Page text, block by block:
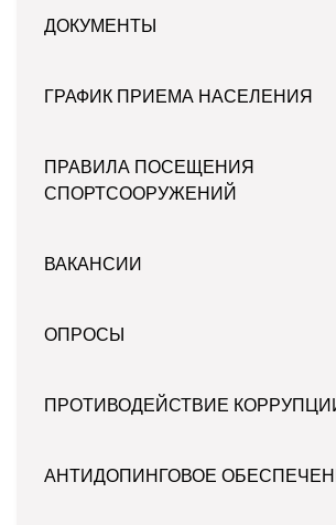
ДОКУМЕНТЫ
ГРАФИК ПРИЕМА НАСЕЛЕНИЯ
ПРАВИЛА ПОСЕЩЕНИЯ
СПОРТСООРУЖЕНИЙ
ВАКАНСИИ
ОПРОСЫ
ПРОТИВОДЕЙСТВИЕ
АНТИДОПИНГОВОЕ